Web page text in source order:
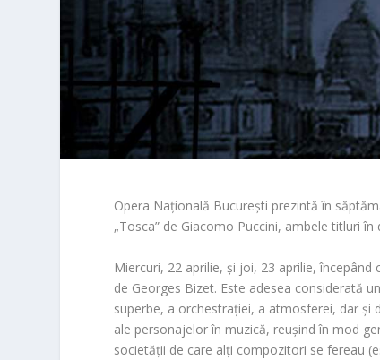
Opera Națională București prezintă în
„Tosca” de Giacomo Puccini, ambele titluri
Miercuri, 22 aprilie, și joi, 23 aprilie,
de Georges Bizet. Este adesea considerată
superbe, a orchestrației, a atmosferei, dar
ale personajelor în muzică, reușind în mod
societății de care alți compozitori se fereau